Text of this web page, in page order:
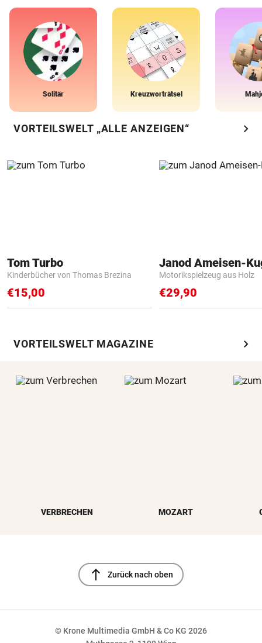
Solitär Kreuzworträtsel
VORTEILSWELT „ALLE ANZEIGEN“ chevron_right
Tom Turbo
Kinderbücher von Thomas Brezina
€15,00
Janod Ameisen-
Motorikspielzeug aus Holz
€29,90
VORTEILSWELT MAGAZINE chevron_right
VERBRECHEN MOZART
north Zurück nach oben
© Krone Multimedia GmbH & Co KG 2026